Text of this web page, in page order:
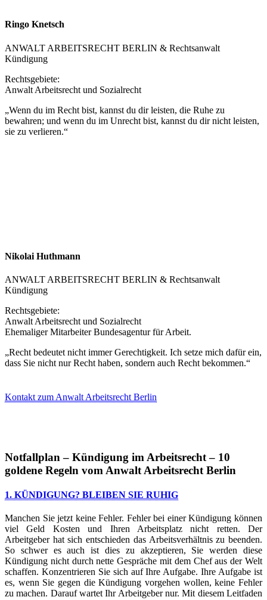
Ringo Knetsch
ANWALT ARBEITSRECHT BERLIN & Rechtsanwalt
Kündigung
Rechtsgebiete:
Anwalt Arbeitsrecht und Sozialrecht
„Wenn du im Recht bist, kannst du dir leisten, die Ruhe zu
bewahren; und wenn du im Unrecht bist, kannst du dir nicht leisten,
sie zu verlieren.“
Nikolai Huthmann
ANWALT ARBEITSRECHT BERLIN & Rechtsanwalt
Kündigung
Rechtsgebiete:
Anwalt Arbeitsrecht und Sozialrecht
Ehemaliger Mitarbeiter Bundesagentur für Arbeit.
„Recht bedeutet nicht immer Gerechtigkeit. Ich setze mich dafür ein,
dass Sie nicht nur Recht haben, sondern auch Recht bekommen.“
Kontakt zum Anwalt Arbeitsrecht Berlin
Notfallplan – Kündigung im Arbeitsrecht – 10
goldene Regeln vom Anwalt Arbeitsrecht Berlin
1. KÜNDIGUNG? BLEIBEN SIE RUHIG
Manchen Sie jetzt keine Fehler. Fehler bei einer Kündigung können
viel Geld Kosten und Ihren Arbeitsplatz nicht retten. Der
Arbeitgeber hat sich entschieden das Arbeitsverhältnis zu beenden.
So schwer es auch ist dies zu akzeptieren, Sie werden diese
Kündigung nicht durch nette Gespräche mit dem Chef aus der Welt
schaffen. Konzentrieren Sie sich auf Ihre Aufgabe. Ihre Aufgabe ist
es, wenn Sie gegen die Kündigung vorgehen wollen, keine Fehler
zu machen. Darauf wartet Ihr Arbeitgeber nur. Mit diesem Leitfaden